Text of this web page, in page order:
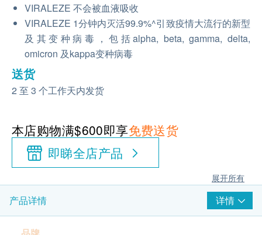
VIRALEZE 不会被血液吸收
VIRALEZE 1分钟内灭活99.9%^引致疫情大流行的新型
及其变种病毒，包括alpha, beta, gamma, delta,
omicron 及kappa变种病毒
送货
2 至 3 个工作天内发货
本店购物满$600即享免费送货
即睇全店产品
展开所有
产品详情 详情